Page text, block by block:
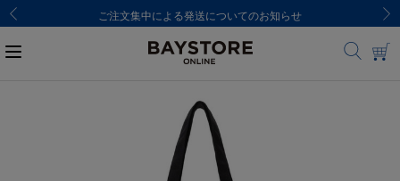
ご注文集中による発送についてのお知らせ